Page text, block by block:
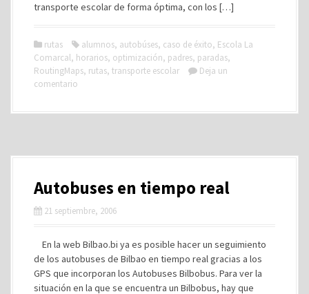
transporte escolar de forma óptima, con los […]
rutas alumnos, autobúses, caso de éxito, Escola La
Comarcal, horarios, optimización, padres, paradas,
RoutingMaps, rutas, transporte escolar
Deja un
comentario
Autobuses en tiempo real
21 septiembre, 2006
En la web Bilbao.bi ya es posible hacer un seguimiento
de los autobuses de Bilbao en tiempo real gracias a los
GPS que incorporan los Autobuses Bilbobus. Para ver la
situación en la que se encuentra un Bilbobus, hay que